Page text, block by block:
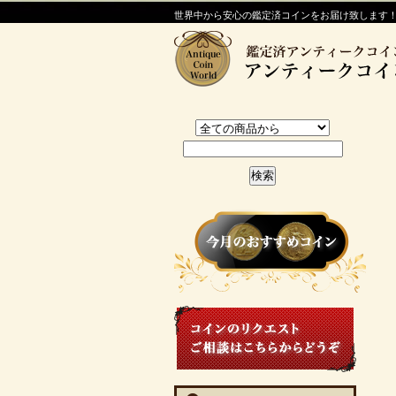
世界中から安心の鑑定済コインをお届け致します